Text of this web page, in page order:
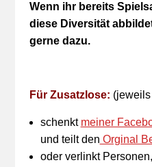
Wenn ihr bereits
diese Diversität
gerne dazu.
Für Zusatzlose: (jeweils
schenkt meiner
und teilt den Orginal
oder verlinkt